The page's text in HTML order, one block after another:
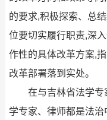
的要求,积极探索、总
位要切实履行职责,深
作性的具体改革方案,
改革部署落到实处。
在与吉林省法学专
学专家、律师都是法